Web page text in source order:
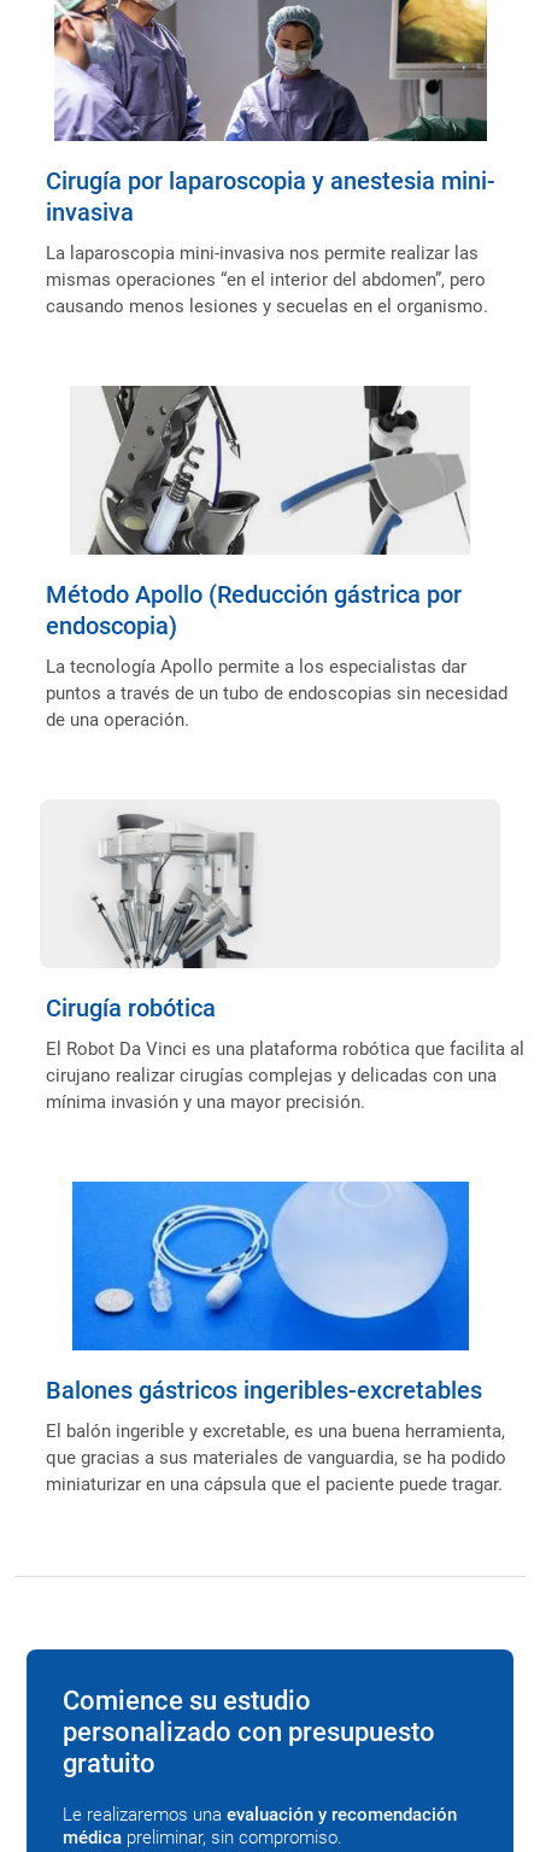
Cirugía por laparoscopia y anestesia mini-
invasiva
La laparoscopia mini-invasiva nos permite realizar las
mismas operaciones “en el interior del abdomen”, pero
causando menos lesiones y secuelas en el organismo.
Método Apollo (Reducción gástrica por
endoscopia)
La tecnología Apollo permite a los especialistas dar
puntos a través de un tubo de endoscopias sin necesidad
de una operación.
Cirugía robótica
El Robot Da Vinci es una plataforma robótica que facilita al
cirujano realizar cirugías complejas y delicadas con una
mínima invasión y una mayor precisión.
Balones gástricos ingeribles-excretables
El balón ingerible y excretable, es una buena herramienta,
que gracias a sus materiales de vanguardia, se ha podido
miniaturizar en una cápsula que el paciente puede tragar.
Comience su estudio
personalizado con presupuesto
gratuito
Le realizaremos una evaluación y recomendación
médica preliminar, sin compromiso.